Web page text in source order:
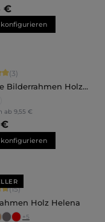
€
Bewertung von 5
(3)
Bilderrahmen Holz
ab 9,55 €
€
Bewertung von
(15)
Holz Helena
+5